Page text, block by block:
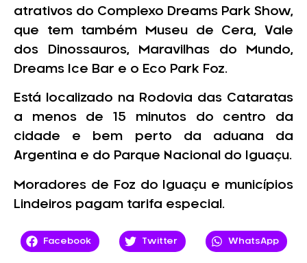
atrativos do Complexo Dreams Park Show,
que tem também Museu de Cera, Vale
dos Dinossauros, Maravilhas do Mundo,
Dreams Ice Bar e o Eco Park Foz.
Está localizado na Rodovia das Cataratas
a menos de 15 minutos do centro da
cidade e bem perto da aduana da
Argentina e do Parque Nacional do Iguaçu.
Moradores de Foz do Iguaçu e municípios
Lindeiros pagam tarifa especial.
Facebook Twitter WhatsApp